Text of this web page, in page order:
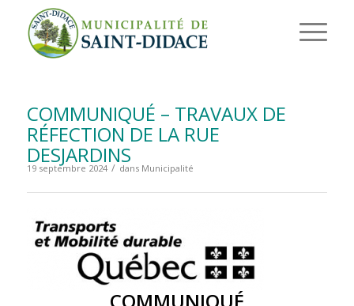
COMMUNIQUÉ – TRAVAUX DE
RÉFECTION DE LA RUE
DESJARDINS
19 septembre 2024 / dans Municipalité